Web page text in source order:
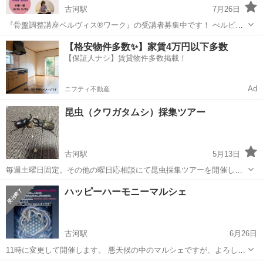
古河駅
7月26日
『骨盤調整講座ペルヴィス®ワーク』の受講者募集中です！ ぺルビス
®ワーク骨盤調整講座とは🙄 身体の中心にある骨盤から全身を整えて
いく自立整体にストレッチを加えた講座です。 夜の部は一日の疲れと
凝り固まったカラダをス...
茨城 古河市 古河駅 その他 スペース
【格安物件多数✨】家賃4万円以下多数
【保証人ナシ】賃貸物件多数掲載！
ニフティ不動産 Ad
昆虫（クワガタムシ）採集ツアー
古河駅
5月13日
毎週土曜日固定。その他の曜日応相談にて昆虫採集ツアーを開催しま
す。ファミリー層向けとなっております。昨年の実績では5月からコク
ワガタやノコギリクワガタ、カブトムシまで採れている場所です。お
子様と一緒に、昆虫採集一緒に行って思...
茨城 古河市 古河駅
ハッピーハーモニーマルシェ
古河駅
6月26日
11時に変更して開催します。 悪天候の中のマルシェですが、よろしく
お願いします 🐉